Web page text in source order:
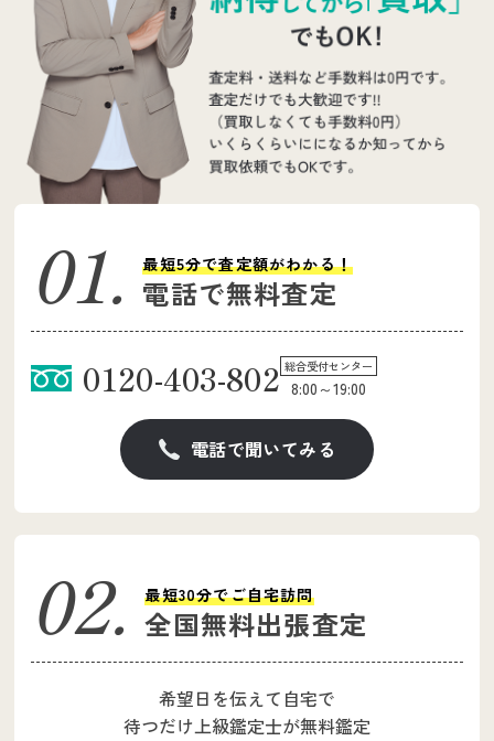
電話で無料査定
最短5分で査定額がわかる！
0120-403-802 総合受付センター
8:00～19:00
電話で聞いてみる
全国無料出張査定
最短30分でご自宅訪問
希望日を伝えて自宅で
待つだけ上級鑑定士が無料鑑定